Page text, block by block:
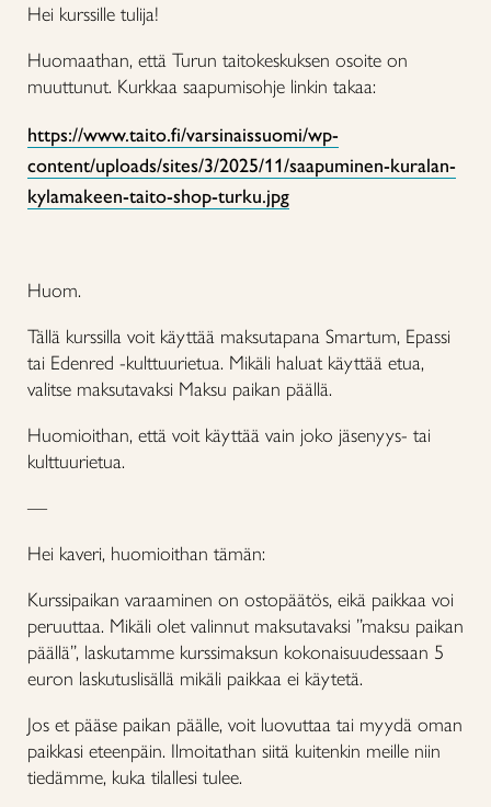
Hei kurssille tulija!
Huomaathan, että Turun taitokeskuksen osoite on
muuttunut. Kurkkaa saapumisohje linkin takaa:
https://www.taito.fi/varsinaissuomi/wp-
content/uploads/sites/3/2025/11/saapuminen-kuralan-
kylamakeen-taito-shop-turku.jpg
Huom.
Tällä kurssilla voit käyttää maksutapana Smartum, Epassi
tai Edenred -kulttuurietua. Mikäli haluat käyttää etua,
valitse maksutavaksi Maksu paikan päällä.
Huomioithan, että voit käyttää vain joko jäsenyys- tai
kulttuurietua.
—
Hei kaveri, huomioithan tämän:
Kurssipaikan varaaminen on ostopäätös, eikä paikkaa voi
peruuttaa. Mikäli olet valinnut maksutavaksi ”maksu paikan
päällä”, laskutamme kurssimaksun kokonaisuudessaan 5
euron laskutuslisällä mikäli paikkaa ei käytetä.
Jos et pääse paikan päälle, voit luovuttaa tai myydä oman
paikkasi eteenpäin. Ilmoitathan siitä kuitenkin meille niin
tiedämme, kuka tilallesi tulee.